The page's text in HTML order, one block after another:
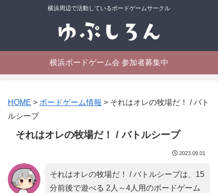
横浜周辺で活動しているボードゲームサークル
横浜ボードゲーム会 参加者募集中
HOME > ボードゲーム情報 > それはオレの牧場だ！ / バト
ルシープ
それはオレの牧場だ！ / バトルシープ
2023.09.01
それはオレの牧場だ！ / バトルシープは、15
分前後で遊べる 2人～4人用のボードゲーム